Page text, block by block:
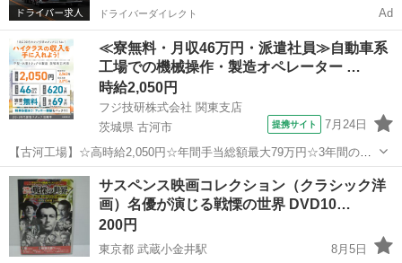
ドライバーダイレクト Ad
≪寮無料・月収46万円・派遣社員≫自動車系
工場での機械操作・製造オペレーター …
時給2,050円
フジ技研株式会社 関東支店
茨城県 古河市
提携サイト 7月24日
【古河工場】☆高時給2,050円☆年間手当総額最大79万円☆3年間の手
当総額169万円☆年収630万円可☆寮費無料☆大手トラックメーカーで
の組立組付のお仕事☆自動車業界経験者積極採用中！！【20代でも年
収500万円が目指せる...
茨城 古河市
サスペンス映画コレクション（クラシック洋
画）名優が演じる戦慄の世界 DVD10…
200円
東京都 武蔵小金井駅
8月5日